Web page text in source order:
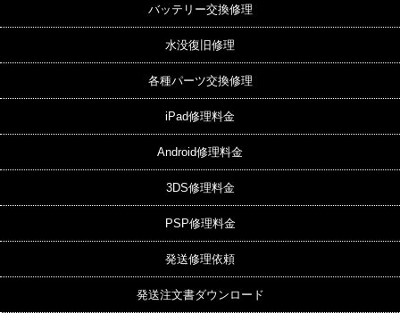
バッテリー交換修理
水没復旧修理
各種パーツ交換修理
iPad修理料金
Android修理料金
3DS修理料金
PSP修理料金
発送修理依頼
発送注文書ダウンロード